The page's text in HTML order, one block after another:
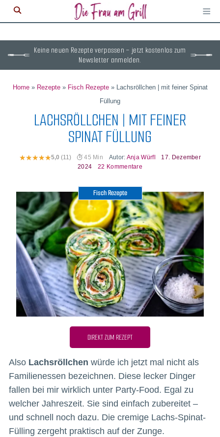
≡
Keine neuen Rezepte verpassen – jetzt kostenlos zum
Newsletter anmelden.
Home» Rezepte» Fisch Rezepte» Lachsröllchen | mit feiner Spinat
Füllung
LACHSRÖLLCHEN | MIT FEINER
SPINAT FÜLLUNG
5,0 (11) 45 Min Autor: Anja Würfl
17. Dezember
2024
22 Kommentare
Fisch Rezepte
DIREKT ZUM REZEPT
Also Lachsröllchen würde ich jetzt mal nicht als
Familienessen bezeichnen. Diese lecker Dinger
fallen bei mir wirklich unter Party-Food. Egal zu
welcher Jahreszeit. Sie sind einfach zubereitet –
und schnell noch dazu. Die cremige Lachs-Spinat-
Fülling zergeht praktisch auf der Zunge.